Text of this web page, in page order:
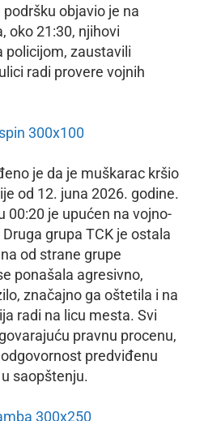
objavio je na
oko 21:30, njihovi
policijom, zaustavili
radi provere vojnih
je da je muškarac kršio
od 12. juna 2026. godine.
00:20 je upućen na vojno-
grupa TCK je ostala
od strane grupe
ponašala agresivno,
značajno ga oštetila i na
radi na licu mesta. Svi
pravnu procenu,
predviđenu
saopštenju.